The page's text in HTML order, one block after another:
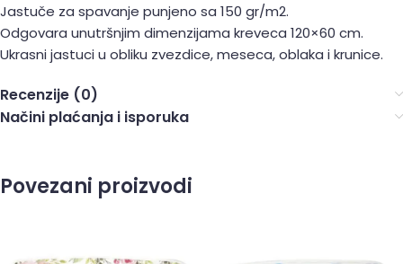
Jastuče za spavanje punjeno sa 150 gr/m2.
Odgovara unutršnjim dimenzijama kreveca 120×60 cm.
Ukrasni jastuci u obliku zvezdice, meseca, oblaka i krunice.
Recenzije (0)
Načini plaćanja i isporuka
Povezani proizvodi